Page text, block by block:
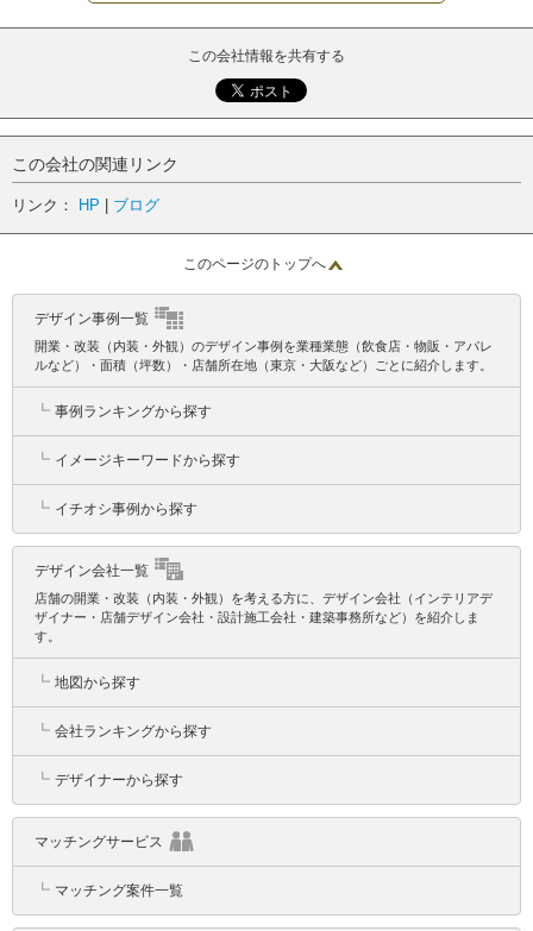
この会社情報を共有する
この会社の関連リンク
リンク： HP ブログ
このページのトップへ
デザイン事例一覧
開業・改装（内装・外観）のデザイン事例を業種業態（飲食店・物販・アパレ
ルなど）・面積（坪数）・店舗所在地（東京・大阪など）ごとに紹介します。
┗ 事例ランキングから探す
┗ イメージキーワードから探す
┗ イチオシ事例から探す
デザイン会社一覧
店舗の開業・改装（内装・外観）を考える方に、デザイン会社（インテリアデ
ザイナー・店舗デザイン会社・設計施工会社・建築事務所など）を紹介しま
す。
┗ 地図から探す
┗ 会社ランキングから探す
┗ デザイナーから探す
マッチングサービス
┗ マッチング案件一覧